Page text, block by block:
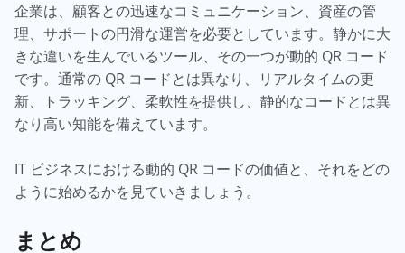
企業は、顧客との迅速なコミュニケーション、資産の管
理、サポートの円滑な運営を必要としています。静かに大
きな違いを生んでいるツール、その一つが動的 QR コード
です。通常の QR コードとは異なり、リアルタイムの更
新、トラッキング、柔軟性を提供し、静的なコードとは異
なり高い知能を備えています。
IT ビジネスにおける動的 QR コードの価値と、それをどの
ように始めるかを見ていきましょう。
まとめ